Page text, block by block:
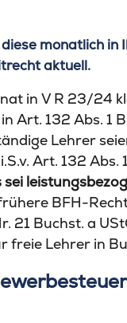
monatlich
aktuell.
in V R 23/24
Art. 132 Abs. 1
Lehrer
Art. 132 Abs.
BFH-
21 Buchst. a
freie Lehrer in